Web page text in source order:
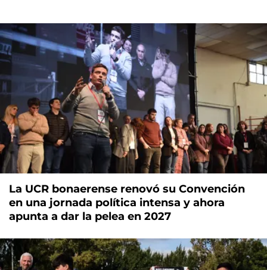
La UCR bonaerense renovó su Convención
en una jornada política intensa y ahora
apunta a dar la pelea en 2027